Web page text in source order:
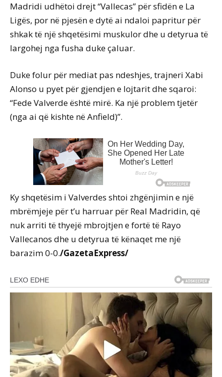
Madridi udhëtoi drejt “Vallecas” për sfidën e La
Ligës, por në pjesën e dytë ai ndaloi papritur për
shkak të një shqetësimi muskulor dhe u detyrua të
largohej nga fusha duke çaluar.
Duke folur për mediat pas ndeshjes, trajneri Xabi
Alonso u pyet për gjendjen e lojtarit dhe sqaroi:
“Fede Valverde është mirë. Ka një problem tjetër
(nga ai që kishte në Anfield)”.
Ky shqetësim i Valverdes shtoi zhgënjimin e një
mbrëmjeje për t’u harruar për Real Madridin, që
nuk arriti të thyejë mbrojtjen e fortë të Rayo
Vallecanos dhe u detyrua të kënaqet me një
barazim 0-0./GazetaExpress/